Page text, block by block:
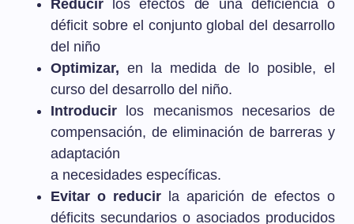
Reducir los efectos de una deficiencia o
déficit sobre el conjunto global del desarrollo
del niño
Optimizar, en la medida de lo posible, el
curso del desarrollo del niño.
Introducir los mecanismos necesarios de
compensación, de eliminación de barreras y
adaptación
a necesidades específicas.
Evitar o reducir la aparición de efectos o
déficits secundarios o asociados producidos